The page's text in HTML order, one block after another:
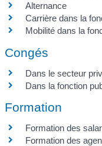
Alternance
Carrière dans la
Mobilité dans la
Congés
Dans le secteur
Dans la fonction
Formation
Formation des
Formation des